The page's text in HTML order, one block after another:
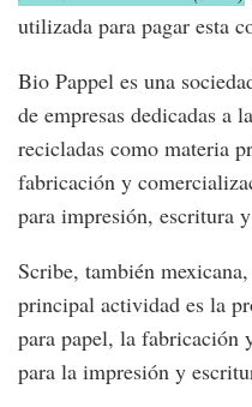
utilizada para pagar esta
Bio Pappel es una
de empresas dedicadas a
recicladas como materia
fabricación y
para impresión, escritura
Scribe, también
principal actividad es la
para papel, la fabricación
para la impresión y